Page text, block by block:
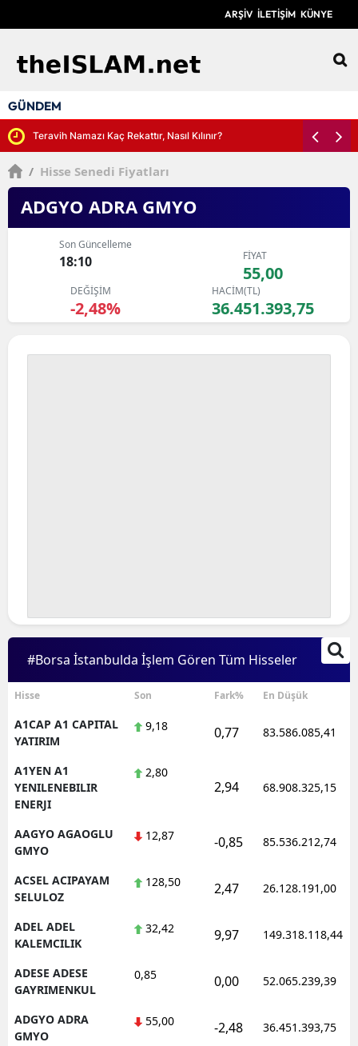
ARŞİV İLETİŞİM KÜNYE
GÜNDEM
Teravih Namazı Kaç Rekattır, Nasıl Kılınır?
/ Hisse Senedi Fiyatları
ADGYO ADRA GMYO
Son Güncelleme
18:10 FİYAT
55,00
DEĞİŞİM
-2,48%
HACİM(TL)
36.451.393,75
#Borsa İstanbulda İşlem Gören Tüm Hisseler
Hisse Son Fark% En Düşük
A1CAP A1 CAPITAL
YATIRIM
9,18 0,77 83.586.085,41
A1YEN A1
YENILENEBILIR
ENERJI
2,80
2,94 68.908.325,15
AAGYO AGAOGLU
GMYO
12,87 -0,85 85.536.212,74
ACSEL ACIPAYAM
SELULOZ
128,50 2,47 26.128.191,00
ADEL ADEL
KALEMCILIK
32,42 9,97 149.318.118,44
ADESE ADESE
GAYRIMENKUL
0,85 0,00 52.065.239,39
ADGYO ADRA
GMYO
55,00 -2,48 36.451.393,75